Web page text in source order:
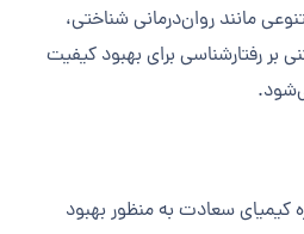
مانند روان‌درمانی شناختی،
بر رفتارشناسی برای بهبود کیفیت
کیمیای سعادت به منظور بهبود